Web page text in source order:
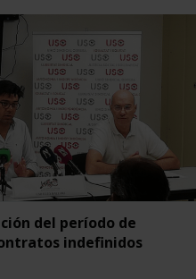
del período de
indefinidos